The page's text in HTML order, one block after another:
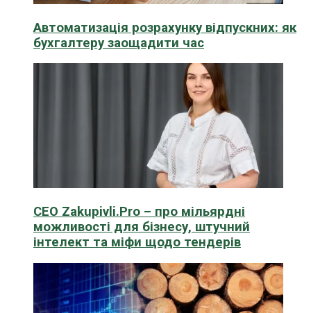
Автоматизація розрахунку відпускних: як
бухгалтеру заощадити час
CEO Zakupivli.Pro – про мільярдні
можливості для бізнесу, штучний
інтелект та міфи щодо тендерів